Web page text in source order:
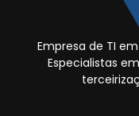
Empresa de TI
Especialistas